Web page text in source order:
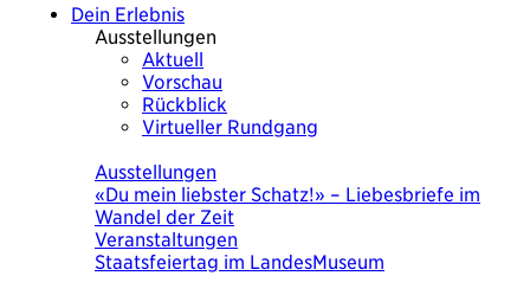
Dein Erlebnis
Ausstellungen
Aktuell
Vorschau
Rückblick
Virtueller Rundgang
Ausstellungen
«Du mein liebster Schatz!» – Liebesbriefe im
Wandel der Zeit
Veranstaltungen
Staatsfeiertag im LandesMuseum